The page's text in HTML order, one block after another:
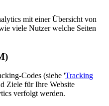
mit einer Übersicht von
viele Nutzer welche Seiten
Codes (siehe 'Tracking
Ziele für Ihre Website
verfolgt werden.